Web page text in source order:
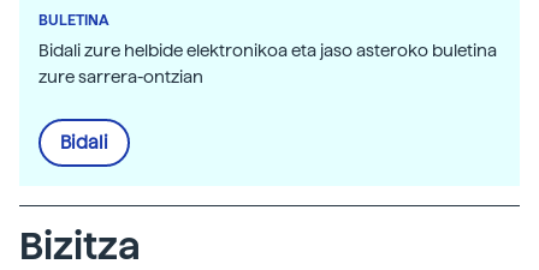
BULETINA
Bidali zure helbide elektronikoa eta jaso asteroko buletina
zure sarrera-ontzian
Bidali
Bizitza